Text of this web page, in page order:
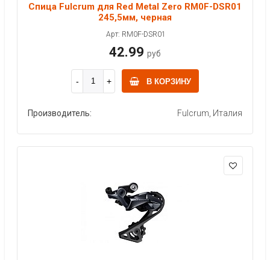
Спица Fulcrum для Red Metal Zero RM0F-DSR01
245,5мм, черная
Арт: RM0F-DSR01
42.99 руб
В КОРЗИНУ
Производитель: Fulcrum, Италия